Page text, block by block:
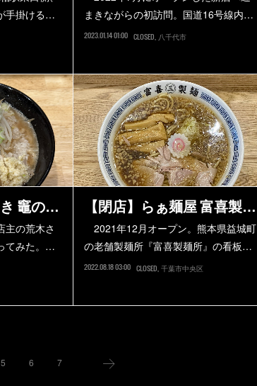
手掛ける…
まきながらの初訪問。国道16号線内…
2023.01.14 01:00 CLOSED 八千代市
き 竈の…
の荒木さ
てみた。…
【閉店】らぁ麺屋 富喜製…
2021年12月オープン。熊本県益城町
の老舗製麺所『富喜製麺所』の看板…
2022.08.18 03:00 CLOSED 千葉市中央区
5 6 7